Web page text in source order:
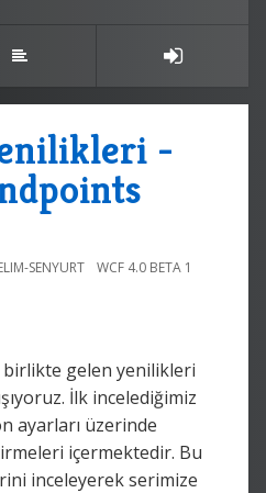
-
SENYURT WCF 4.0 BETA 1
birlikte gelen yenilikleri
İlk incelediğimiz
ayarları üzerinde
içermektedir. Bu
inceleyerek serimize